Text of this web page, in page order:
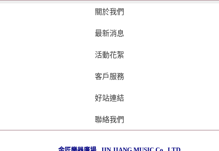
關於我們
最新消息
活動花絮
客戶服務
好站連結
聯絡我們